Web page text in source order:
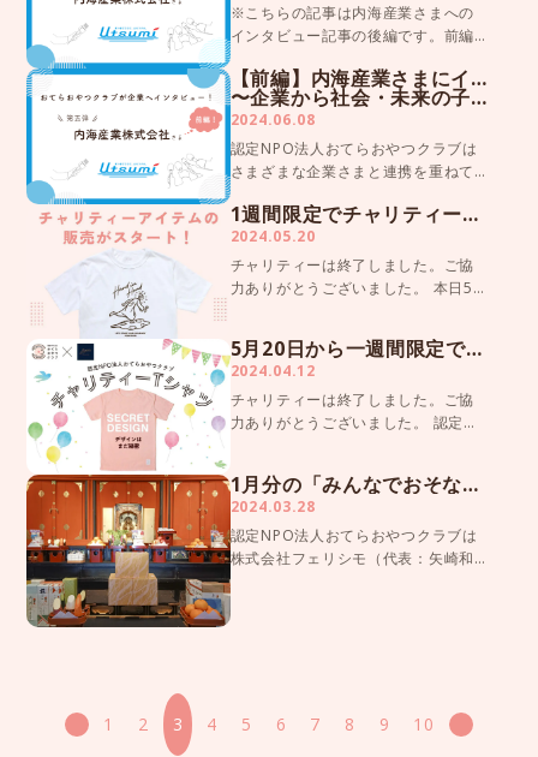
※こちらの記事は内海産業さまへの
インタビュー記事の後編です。前編
の記事をまだご覧になっていない方
は先にそちらをご覧ください！ ▼前
編はこちら【前編】内海産業さまに
インタビュー 〜企業から社会・未来
の子どもたちへ〜 テレビ […]
【前編】内海産業さまにインタビュー
〜企業から社会・未来の子どもたちへ〜
2024.06.08
認定NPO法人おてらおやつクラブは
さまざまな企業さまと連携を重ねて
「子どもの貧困問題」の解決を目指
しており、協力企業さまは私たちの
活動継続に欠かせない心強いパート
ナーです。 私たちの活動を支えてく
ださっている企業さまに「 […]
1週間限定でチャリティーアイテム販売！
2024.05.20
チャリティーは終了しました。ご協
力ありがとうございました。 本日5月
ァッションブランド「JAMMIN（ジャ
ミン）」と認定NPO法人おてらおや
つクラブがコ […]
5月20日から一週間限定でチャリティーグッズを販売！
2024.04.12
チャリティーは終了しました。ご協
力ありがとうございました。 認定
週間限定で、京都発のチャリティー
専門ファッションブランド
「JAMMIN（ジャミン） […]
1月分の「みんなでおそなえギフト」を配送しました
2024.03.28
認定NPO法人おてらおやつクラブは
株式会社フェリシモ（代表：矢崎和
彦）と協働し、「みんなでおそなえ
ギフト」プロジェクトを2022年10月
から開始しています。 皆さまにご協
« 前へ
1 2 3 4 5 6 7 8 9
10